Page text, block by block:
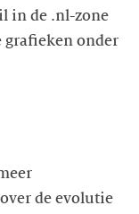
in de .nl-zone
grafieken onder
de evolutie